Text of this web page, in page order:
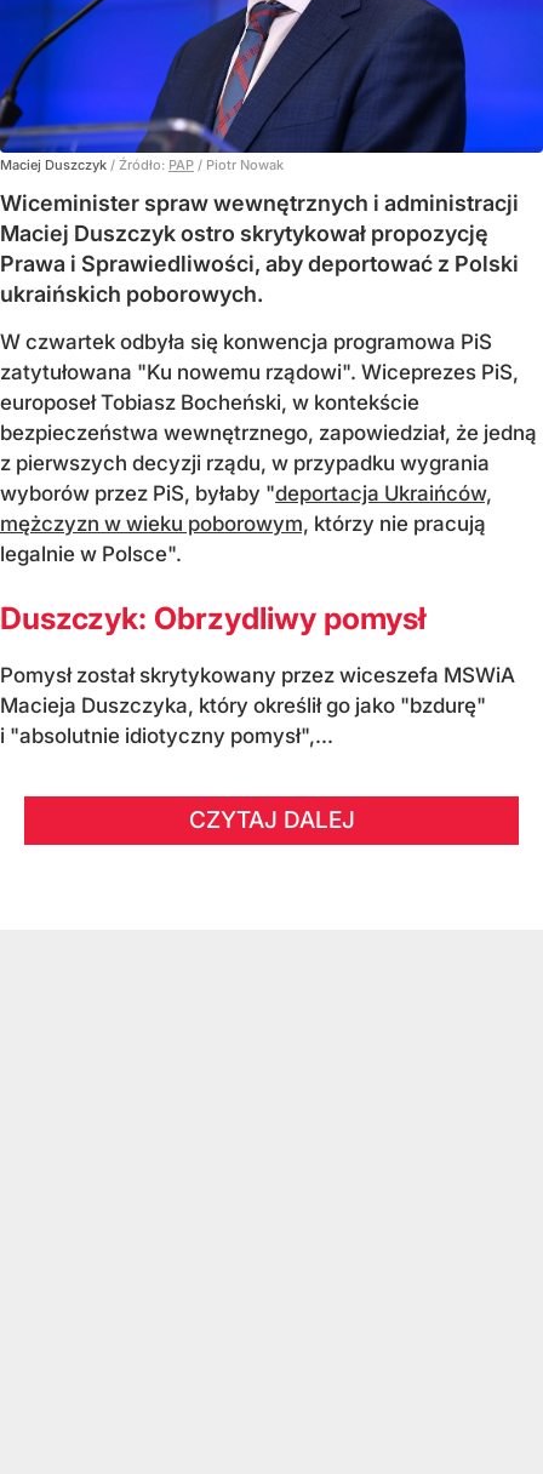
Maciej Duszczyk / Źródło: PAP / Piotr Nowak
Wiceminister spraw wewnętrznych i administracji
Maciej Duszczyk ostro skrytykował propozycję
Prawa i Sprawiedliwości, aby deportować z Polski
ukraińskich poborowych.
W czwartek odbyła się konwencja programowa PiS
zatytułowana "Ku nowemu rządowi". Wiceprezes PiS,
europoseł Tobiasz Bocheński, w kontekście
bezpieczeństwa wewnętrznego, zapowiedział, że jedną
z pierwszych decyzji rządu, w przypadku wygrania
wyborów przez PiS, byłaby "deportacja Ukraińców,
mężczyzn w wieku poborowym, którzy nie pracują
legalnie w Polsce".
Duszczyk: Obrzydliwy pomysł
Pomysł został skrytykowany przez wiceszefa MSWiA
Macieja Duszczyka, który określił go jako "bzdurę"
i "absolutnie idiotyczny pomysł",...
CZYTAJ DALEJ